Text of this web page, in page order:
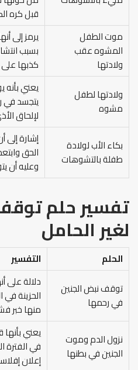
قبل كره
موت الطفل
المشوه عقب
ولادتها
يرمز إلى
بسبب
كذبها
ولادتها لطفل
مشوه
يعني
يتجسد في
لإلحاق
بكاء الأب لولادة
طفلة بالتشوهات
إشارة إلى
الحق
وعليه أن
تفسير حلم
لغير الحامل
الحلم
التفسير
توقف نبض الجنين
في رحمها
دلالة على
الحزينة
منها خبر
نزول الدم وموت
الجنين في بطنها
يعني
في الفترة
إعلان